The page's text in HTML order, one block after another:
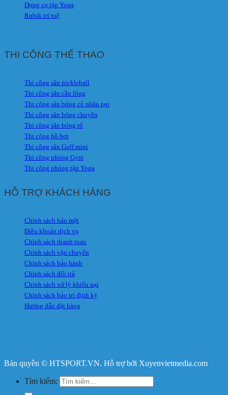
Dụng cụ tập Yoga
Rubik trí tuệ
THI CÔNG THỂ THAO
Thi công sân pickleball
Thi công sân cầu lông
Thi công sân bóng cỏ nhân tạo
Thi công sân bóng chuyền
Thi công sân bóng rổ
Thi công hồ bơi
Thi công sân Golf mini
Thi công phòng Gym
Thi công phòng tập Yoga
HỖ TRỢ KHÁCH HÀNG
Chính sách bảo mật
Điều khoản dịch vụ
Chính sách thanh toán
Chính sách vận chuyển
Chính sách bảo hành
Chính sách đổi trả
Chính sách xử lý khiếu nại
Chính sách bảo trì định kỳ
Hướng dẫn đặt hàng
Bản quyền © HTSPORT.VN. Hỗ trợ bởi Xuyenvietmedia.com
Tìm kiếm: